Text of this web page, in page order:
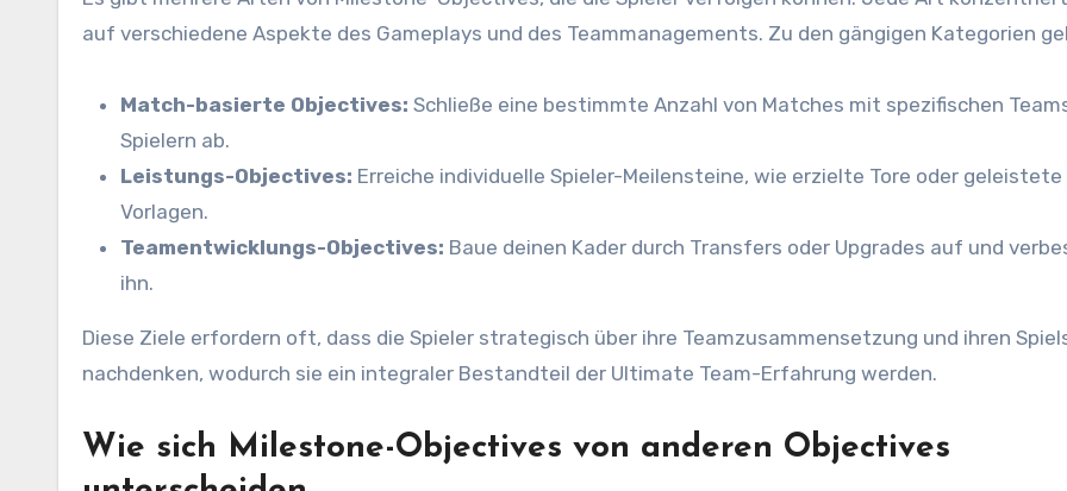
auf verschiedene Aspekte des Gameplays und des Teammanagements. Zu den gängigen Kategorien
Match-basierte Objectives: Schließe eine bestimmte Anzahl von Matches mit spezifischen
Spielern ab.
Leistungs-Objectives: Erreiche individuelle Spieler-Meilensteine, wie erzielte Tore oder geleistete
Vorlagen.
Teamentwicklungs-Objectives: Baue deinen Kader durch Transfers oder Upgrades auf und
ihn.
Diese Ziele erfordern oft, dass die Spieler strategisch über ihre Teamzusammensetzung und ihren
nachdenken, wodurch sie ein integraler Bestandteil der Ultimate Team-Erfahrung werden.
Wie sich Milestone-Objectives von anderen Objectives